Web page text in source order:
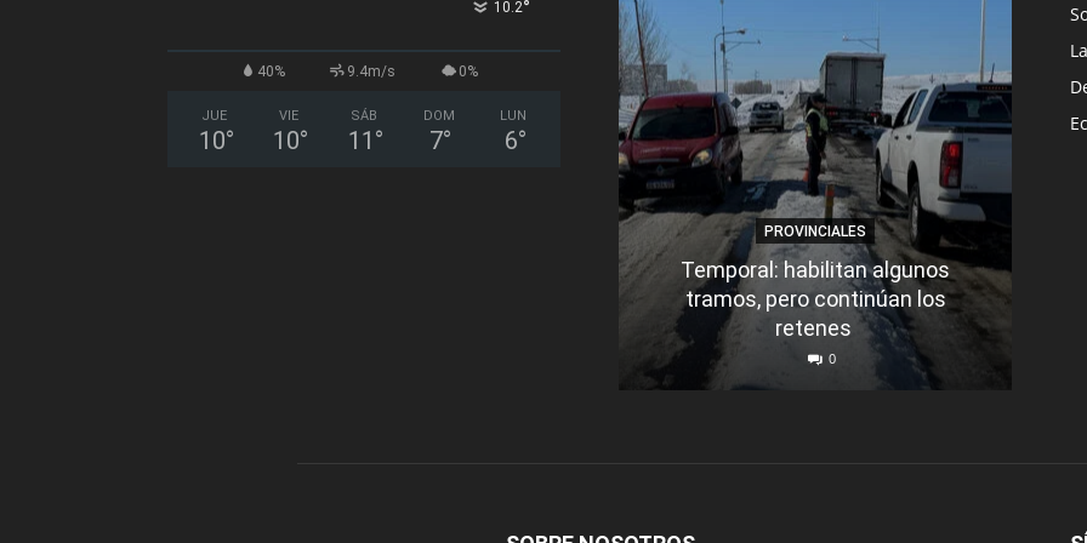
10.2°
40% 9.4m/s 0%
JUE
10°
VIE
10°
SÁB
11 °
DOM
7°
LUN
6°
PROVINCIALES
Temporal: habilitan algunos
tramos, pero continúan los
retenes
0